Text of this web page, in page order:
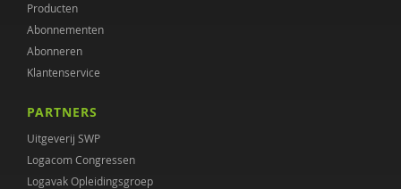
Producten
Abonnementen
Abonneren
Klantenservice
PARTNERS
Uitgeverij SWP
Logacom Congressen
Logavak Opleidingsgroep